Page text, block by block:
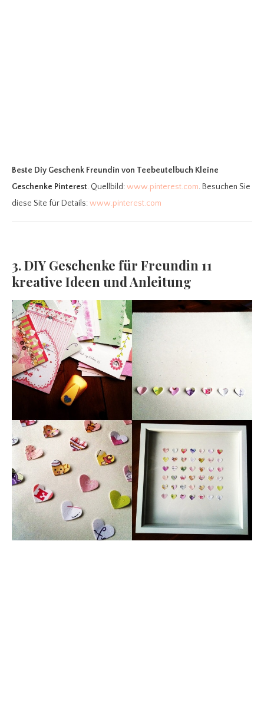
Beste Diy Geschenk Freundin von Teebeutelbuch Kleine
Geschenke Pinterest. Quellbild:www.pinterest.com. Besuchen Sie
diese Site für Details:www.pinterest.com
3. DIY Geschenke für Freundin 11
kreative Ideen und Anleitung